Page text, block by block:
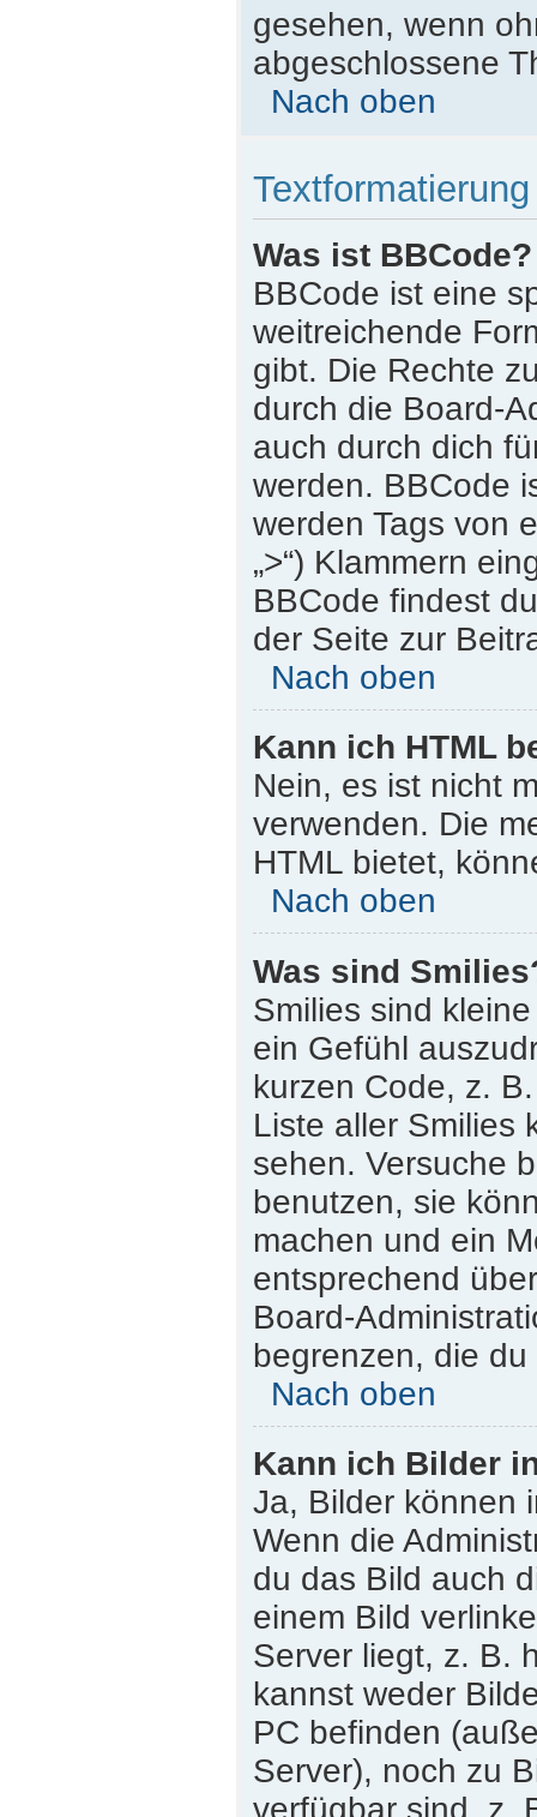
gesehen, wenn
abgeschlossene
Nach oben
Was ist BBCode?
BBCode ist eine
weitreichende
gibt. Die Rechte
durch die Board-
auch durch dich
werden. BBCode
werden Tags von
„>“) Klammern
BBCode findest
der Seite zur
Nach oben
Kann ich HTML
Nein, es ist nicht
verwenden. Die
HTML bietet,
Nach oben
Was sind
Smilies sind
ein Gefühl
kurzen Code, z.
Liste aller Smilies
sehen. Versuche
benutzen, sie
machen und ein
entsprechend
Board-
begrenzen, die
Nach oben
Kann ich Bilder
Ja, Bilder können
Wenn die
du das Bild auch
einem Bild
Server liegt, z. B.
kannst weder
PC befinden
Server), noch zu
verfügbar sind, z.